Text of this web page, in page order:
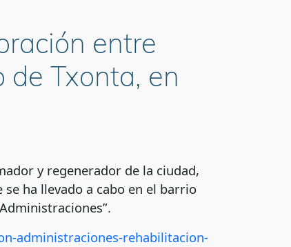
entre
Txonta, en
y regenerador de la ciudad,
ha llevado a cabo en el barrio
administraciones-rehabilitacion-